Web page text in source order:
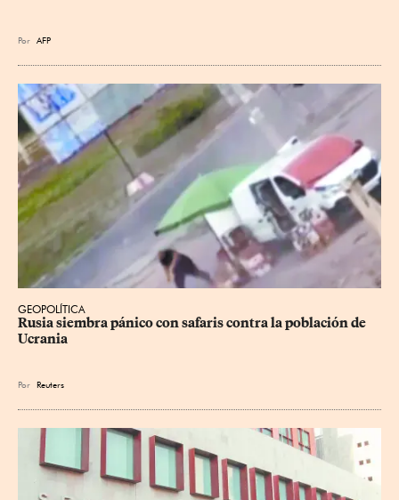
Por AFP
GEOPOLÍTICA
Rusia siembra pánico con safaris contra la población de
Ucrania
Por Reuters